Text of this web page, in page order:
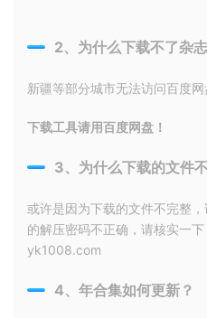
2、为什么下载不了杂
新疆等部分城市无法访问百度
下载工具请用百度网盘！
3、为什么下载的文件
或许是因为下载的文件不完整
的解压密码不正确，请核实一
yk1008.com
4、年合集如何更新？